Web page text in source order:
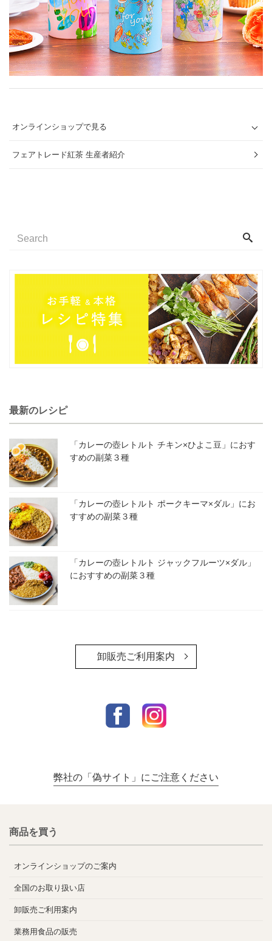
オンラインショップで見る
フェアトレード紅茶 生産者紹介
最新のレシピ
「カレーの壺レトルト チキン×ひよこ豆」におす
すめの副菜３種
「カレーの壺レトルト ポークキーマ×ダル」にお
すすめの副菜３種
「カレーの壺レトルト ジャックフルーツ×ダル」
におすすめの副菜３種
卸販売ご利用案内
弊社の「偽サイト」にご注意ください
商品を買う
オンラインショップのご案内
全国のお取り扱い店
卸販売ご利用案内
業務用食品の販売